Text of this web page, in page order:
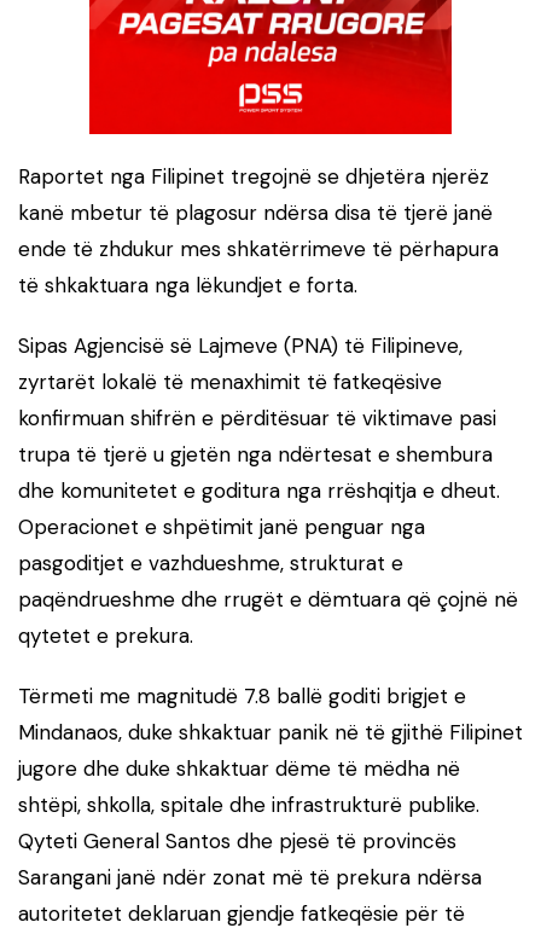
Raportet nga Filipinet tregojnë se dhjetëra njerëz
kanë mbetur të plagosur ndërsa disa të tjerë janë
ende të zhdukur mes shkatërrimeve të përhapura
të shkaktuara nga lëkundjet e forta.
Sipas Agjencisë së Lajmeve (PNA) të Filipineve,
zyrtarët lokalë të menaxhimit të fatkeqësive
konfirmuan shifrën e përditësuar të viktimave pasi
trupa të tjerë u gjetën nga ndërtesat e shembura
dhe komunitetet e goditura nga rrëshqitja e dheut.
Operacionet e shpëtimit janë penguar nga
pasgoditjet e vazhdueshme, strukturat e
paqëndrueshme dhe rrugët e dëmtuara që çojnë në
qytetet e prekura.
Tërmeti me magnitudë 7.8 ballë goditi brigjet e
Mindanaos, duke shkaktuar panik në të gjithë Filipinet
jugore dhe duke shkaktuar dëme të mëdha në
shtëpi, shkolla, spitale dhe infrastrukturë publike.
Qyteti General Santos dhe pjesë të provincës
Sarangani janë ndër zonat më të prekura ndërsa
autoritetet deklaruan gjendje fatkeqësie për të